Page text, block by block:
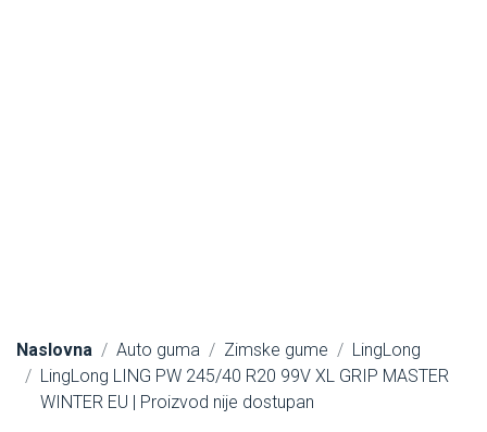
Naslovna Auto guma Zimske gume
LingLong
LingLong LING PW 245/40 R20 99V XL GRIP MASTER
WINTER EU | Proizvod nije dostupan